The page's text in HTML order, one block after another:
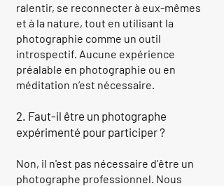
ralentir, se reconnecter à eux-mêmes
et à la nature, tout en utilisant la
photographie comme un outil
introspectif. Aucune expérience
préalable en photographie ou en
méditation n’est nécessaire.
2. Faut-il être un photographe
expérimenté pour participer ?
Non, il n'est pas nécessaire d'être un
photographe professionnel. Nous